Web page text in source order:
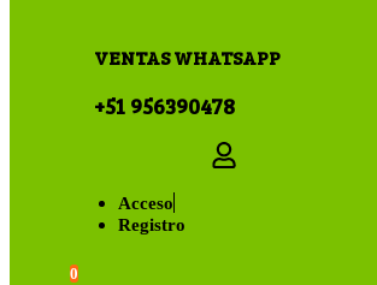
VENTAS WHATSAPP
+51 956390478
Acceso
Registro
0